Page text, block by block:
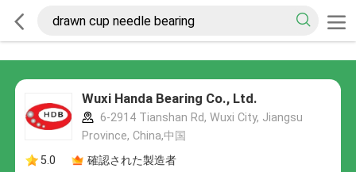
Wuxi Handa Bearing Co., Ltd.
6-2914 Tianshan Rd, Wuxi City, Jiangsu
Province, China,中国
5.0
確認された製造者